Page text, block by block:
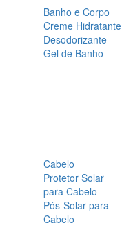
Banho e Corpo
Creme Hidratante
Desodorizante
Gel de Banho
Cabelo
Protetor Solar
para Cabelo
Pós-Solar para
Cabelo